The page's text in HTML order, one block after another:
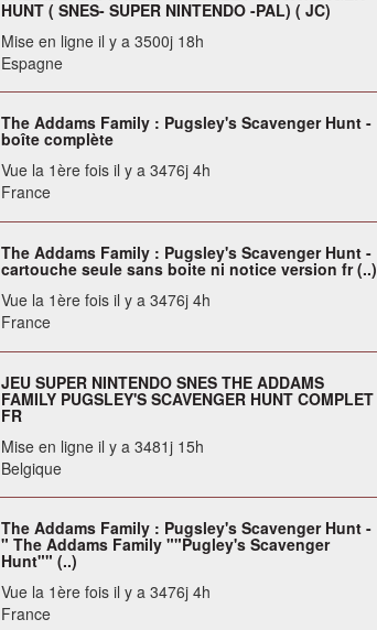
HUNT ( SNES- SUPER NINTENDO -PAL) ( JC)
Mise en ligne il y a 3500j 18h
Espagne
The Addams Family : Pugsley's Scavenger Hunt -
boîte complète
Vue la 1ère fois il y a 3476j 4h
France
The Addams Family : Pugsley's Scavenger Hunt -
cartouche seule sans boite ni notice version fr (..)
Vue la 1ère fois il y a 3476j 4h
France
JEU SUPER NINTENDO SNES THE ADDAMS
FAMILY PUGSLEY'S SCAVENGER HUNT COMPLET
FR
Mise en ligne il y a 3481j 15h
Belgique
The Addams Family : Pugsley's Scavenger Hunt -
" The Addams Family ""Pugley's Scavenger
Hunt"" (..)
Vue la 1ère fois il y a 3476j 4h
France